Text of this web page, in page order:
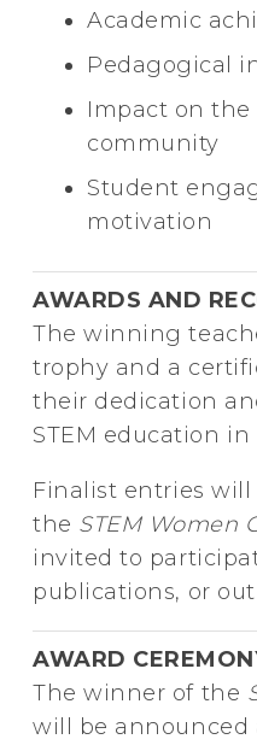
Academic
Pedagogical
Impact on
community
Student
motivation
AWARDS AND
The winning
trophy and a
their dedication
STEM education
Finalist entries
the STEM Women
invited to
publications, or
AWARD
The winner of the
will be